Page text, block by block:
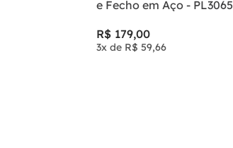
e Fecho em Aço -
R$ 179,00
3x de R$ 59,66